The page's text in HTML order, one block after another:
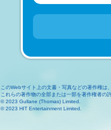
このWebサイト上の文書・写真などの著作権
これらの著作物の全部または一部を著作権者の
© 2023 Gullane (Thomas) Limited.
© 2023 HIT Entertainment Limited.